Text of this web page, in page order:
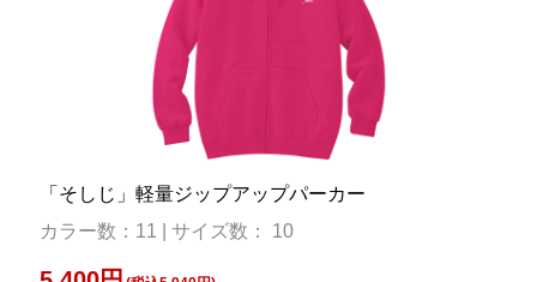
「そしじ」軽量ジップアップパーカー
カラー数：11 | サイズ数： 10